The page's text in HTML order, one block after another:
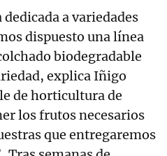
a variedades
dispuesto una línea
biodegradable
explica Iñigo
de horticultura de
los frutos necesarios
que entregaremos